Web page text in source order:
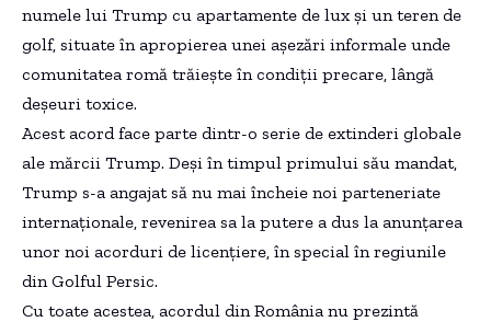
numele lui Trump cu apartamente de lux și un teren de
golf, situate în apropierea unei așezări informale unde
comunitatea romă trăiește în condiții precare, lângă
deșeuri toxice.
Acest acord face parte dintr-o serie de extinderi globale
ale mărcii Trump. Deși în timpul primului său mandat,
Trump s-a angajat să nu mai încheie noi parteneriate
internaționale, revenirea sa la putere a dus la anunțarea
unor noi acorduri de licențiere, în special în regiunile
din Golful Persic.
Cu toate acestea, acordul din România nu prezintă